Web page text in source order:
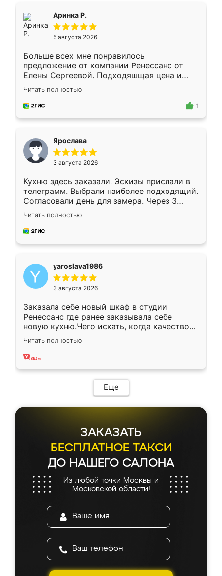
Аринка Р.
5 августа 2026
Больше всех мне понравилось
предложение от компании Ренессанс от
Елены Сергеевой. Подходяшщая цена и
короткие сроки изготовления. Приехавший
для замера сотрудник Владислав
предложил по моему эскизу самый
Читать полностью
1
Ярослава
3 августа 2026
Кухню здесь заказали. Эскизы прислали в
телеграмм. Выбрали наиболее подходящий.
Согласовали день для замера. Через 3
недели кухня была уже готова. Остались
довольны работой. Спасибо Ренессанс
мебель за качественную работу!
Читать полностью
yaroslava1986
3 августа 2026
Заказала себе новый шкаф в студии
Ренессанс где ранее заказывала себе
новую кухню.Чего искать, когда качеством
вполне довольна. Служит кухня уже почти
два года, нареканий нет.
Читать полностью
Еще
ЗАКАЗАТЬ
БЕСПЛАТНОЕ ТАКСИ
ДО НАШЕГО САЛОНА
Из любой точки Москвы и
Московской области!